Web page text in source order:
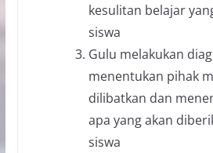
kesulitan belajar
siswa
Gulu melakukan
menentukan pihak
dilibatkan dan
apa yang akan
siswa